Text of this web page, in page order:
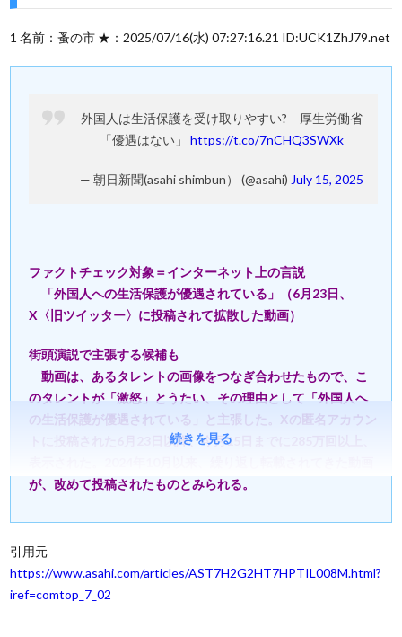
1 名前：蚤の市 ★：2025/07/16(水) 07:27:16.21 ID:UCK1ZhJ79.net
外国人は生活保護を受け取りやすい? 厚生労働省
「優遇はない」 https://t.co/7nCHQ3SWXk
— 朝日新聞(asahi shimbun） (@asahi) July 15, 2025
ファクトチェック対象＝インターネット上の言説
「外国人への生活保護が優遇されている」（6月23日、
X〈旧ツイッター〉に投稿されて拡散した動画）
街頭演説で主張する候補も
動画は、あるタレントの画像をつなぎ合わせたもので、こ
のタレントが「激怒」とうたい、その理由として「外国人へ
の生活保護が優遇されている」と主張した。Xの匿名アカウン
トに投稿された6月23日以降、今月15日までに285万回以上、
が、改めて投稿されたものとみられる。
引用元
https://www.asahi.com/articles/AST7H2G2HT7HPTIL008M.html?
iref=comtop_7_02
続きを見る